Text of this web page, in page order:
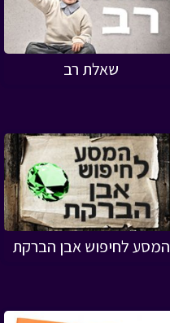
שאלת רב
המסע לחיפוש אבן הברקת